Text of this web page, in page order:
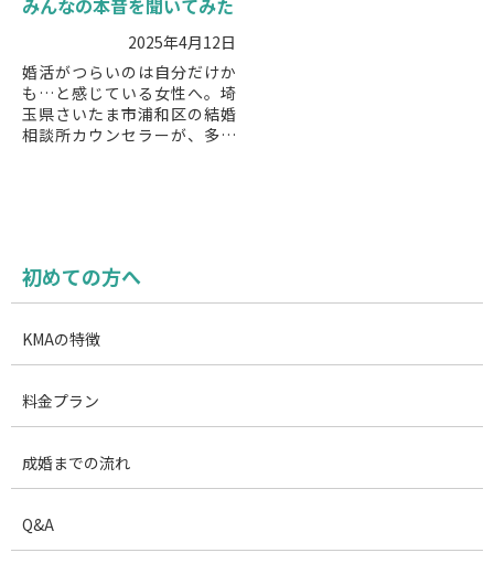
みんなの本音を聞いてみた
2025年4月12日
婚活がつらいのは自分だけか
も…と感じている女性へ。埼
玉県さいたま市浦和区の結婚
相談所カウンセラーが、多く
初めての方へ
KMAの特徴
料金プラン
成婚までの流れ
Q&A